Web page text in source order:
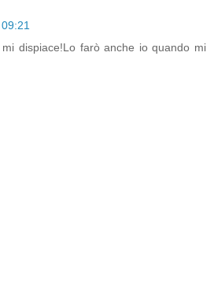
dispiace!Lo farò anche io quando mi